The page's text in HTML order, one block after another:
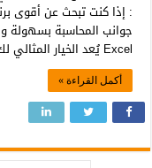
: إذا كنت تبحث عن أقوى
جوانب المحاسبة بسهولة
Excel يُعد الخيار المثالي لك. يقدم …
أكمل القراءة »